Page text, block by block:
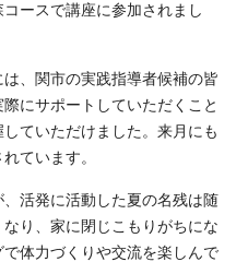
ースで講座に参加されまし
、関市の実践指導者候補の皆
にサポートしていただくこと
ていただけました。来月にも
ています。
活発に活動した夏の名残は随
り、家に閉じこもりがちにな
体力づくりや交流を楽しんで